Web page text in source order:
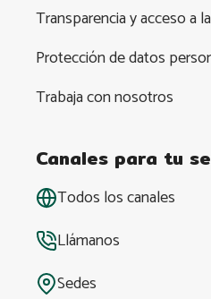
Transparencia y acceso a
Protección de datos
Trabaja con nosotros
Canales para tu
Todos los canales
Llámanos
Sedes